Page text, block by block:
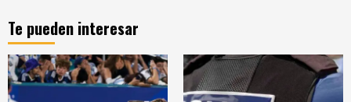
Te pueden interesar